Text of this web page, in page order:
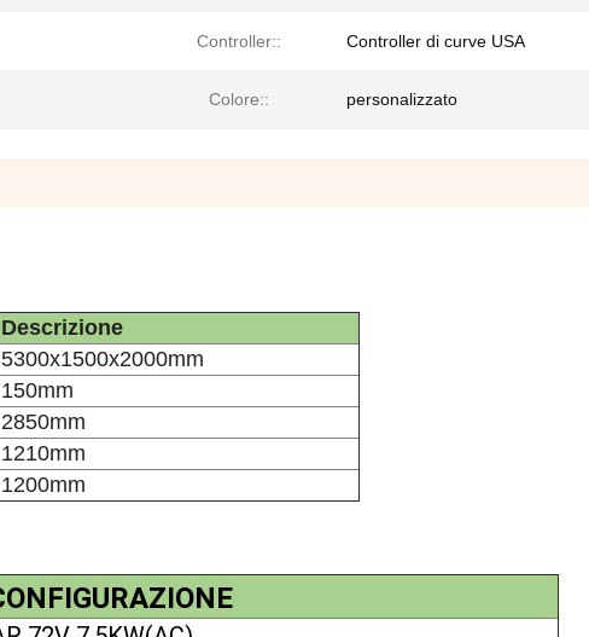
Controller:: Controller di curve USA
Colore:: personalizzato
Descrizione
5300x1500x2000mm
150mm
2850mm
1210mm
1200mm